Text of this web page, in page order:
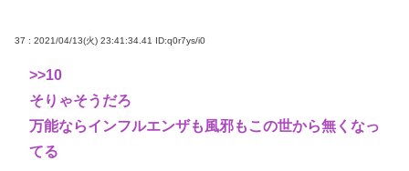
37 : 2021/04/13(火) 23:41:34.41 ID:q0r7ys/i0
>>10
そりゃそうだろ
万能ならインフルエンザも風邪もこの世から無くなっ
てる